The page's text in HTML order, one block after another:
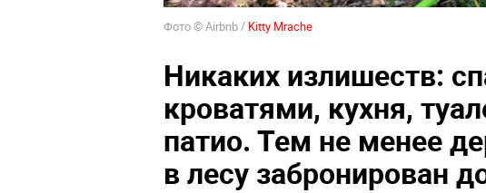
Фото © Airbnb / Kitty Mrache
Никаких излишеств:
кроватями, кухня,
патио. Тем не менее
в лесу забронирован